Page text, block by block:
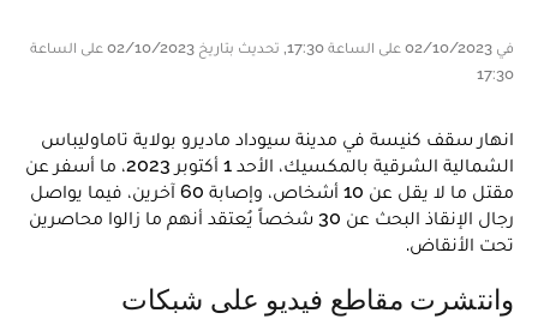
في 02/10/2023 على الساعة 17:30, تحديث بتاريخ 02/10/2023 على الساعة
17:30
انهار سقف كنيسة في مدينة سيوداد ماديرو بولاية تاماوليباس
الشمالية الشرقية بالمكسيك، الأحد 1 أكتوبر 2023، ما أسفر عن
مقتل ما لا يقل عن 10 أشخاص، وإصابة 60 آخرين، فيما يواصل
رجال الإنقاذ البحث عن 30 شخصاً يُعتقد أنهم ما زالوا محاصرين
تحت الأنقاض.
وانتشرت مقاطع فيديو على شبكات